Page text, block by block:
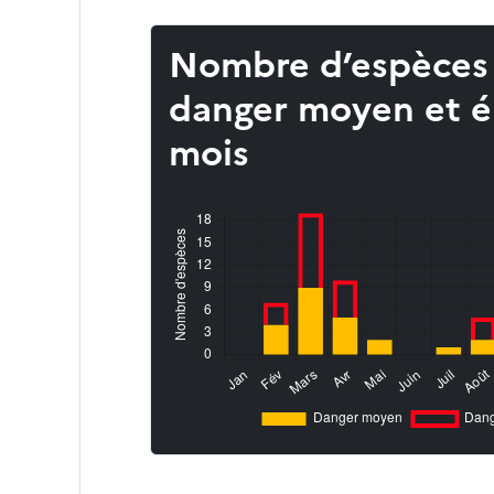
Nombre
danger moyen et
mois